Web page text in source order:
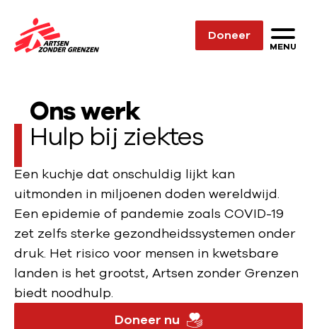
Sla navigatie over
N
d
h
o
m
e
p
a
g
e
Doneer
MENU
Ons werk
Hulp bij ziektes
Een kuchje dat onschuldig lijkt kan
uitmonden in miljoenen doden wereldwijd.
Een epidemie of pandemie zoals COVID-19
zet zelfs sterke gezondheidssystemen onder
druk. Het risico voor mensen in kwetsbare
landen is het grootst, Artsen zonder Grenzen
biedt noodhulp.
Doneer nu